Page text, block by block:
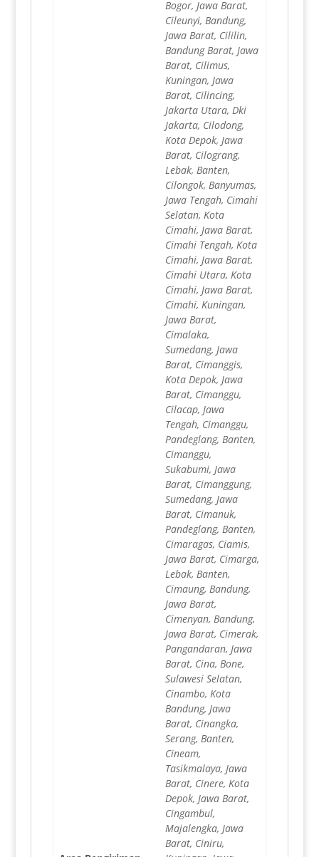
Bogor, Jawa Barat,
Cileunyi, Bandung,
Jawa Barat, Cililin,
Bandung Barat, Jawa
Barat, Cilimus,
Kuningan, Jawa
Barat, Cilincing,
Jakarta Utara, Dki
Jakarta, Cilodong,
Kota Depok, Jawa
Barat, Cilograng,
Lebak, Banten,
Cilongok, Banyumas,
Jawa Tengah, Cimahi
Selatan, Kota
Cimahi, Jawa Barat,
Cimahi Tengah, Kota
Cimahi, Jawa Barat,
Cimahi Utara, Kota
Cimahi, Jawa Barat,
Cimahi, Kuningan,
Jawa Barat,
Cimalaka,
Sumedang, Jawa
Barat, Cimanggis,
Kota Depok, Jawa
Barat, Cimanggu,
Cilacap, Jawa
Tengah, Cimanggu,
Pandeglang, Banten,
Cimanggu,
Sukabumi, Jawa
Barat, Cimanggung,
Sumedang, Jawa
Barat, Cimanuk,
Pandeglang, Banten,
Cimaragas, Ciamis,
Jawa Barat, Cimarga,
Lebak, Banten,
Cimaung, Bandung,
Jawa Barat,
Cimenyan, Bandung,
Jawa Barat, Cimerak,
Pangandaran, Jawa
Barat, Cina, Bone,
Sulawesi Selatan,
Cinambo, Kota
Bandung, Jawa
Barat, Cinangka,
Serang, Banten,
Cineam,
Tasikmalaya, Jawa
Barat, Cinere, Kota
Depok, Jawa Barat,
Cingambul,
Majalengka, Jawa
Barat, Ciniru,